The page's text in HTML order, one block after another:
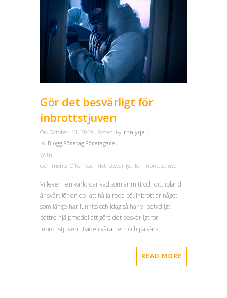
Gör det besvärligt för
inbrottstjuven
On October 11, 2019 , Posted by rnn.yqe. ,
In Blogg,Företag,Företagare ,
With
Comments Offon Gör det besvärligt för inbrottstjuven
Vi lever i en värld där vad som är mitt och ditt ibland
är svårt för en del att hålla reda på. Inbrott är något
som länge har funnits och idag så har vi betydligt
bättre hjälpmedel att göra det besvärligt för
inbrottstjuven. Både i våra hem och på våra…
READ MORE